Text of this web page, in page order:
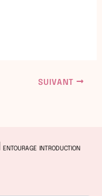
SUIVANT
ENTOURAGE INTRODUCTION